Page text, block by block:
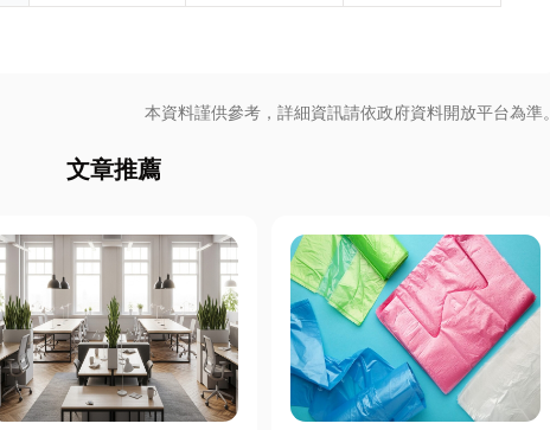
本資料謹供參考，詳細資訊請依政府資料開放平台為準。
文章推薦